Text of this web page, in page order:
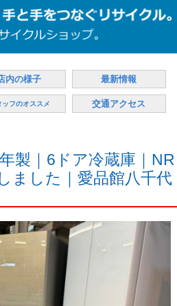
内の様子 最新情報
ッフのオススメ 交通アクセス
製｜6ドア冷蔵庫｜NR
ました｜愛品館八千代